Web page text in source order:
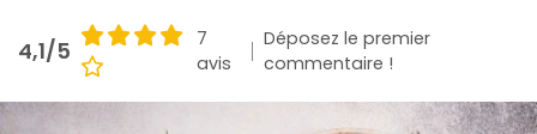
4,1/5
7
avis
Déposez le premier
commentaire !